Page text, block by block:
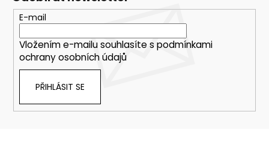
E-mail
Vložením e-mailu souhlasíte s podmínkami
ochrany osobních údajů
PŘIHLÁSIT SE